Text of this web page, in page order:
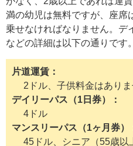
満の幼児は無料ですが、座席
乗せなければなりません。デ
などの詳細は以下の通りです。
片道運賃
2ドル、子供料金はあり
デイリーパス（1日券）
4ドル
マンスリーパス（1ヶ月券）
45ドル、シニア（55歳以